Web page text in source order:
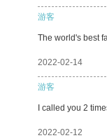
游客
The world's best
2022-02-14
游客
I called you 2
2022-02-12